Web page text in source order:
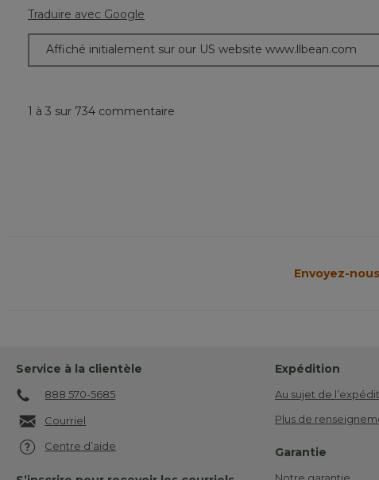
Traduire avec Google
Affiché initialement sur our US website www.llbean.com
1 à 3 sur 734 commentaire
Envoyez-
Service à la clientèle
888 570-5685
Courriel
Centre d’aide
Expédition
Au sujet de
Plus de
Garantie